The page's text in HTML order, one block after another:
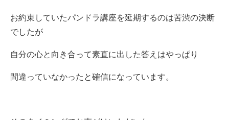
お約束していたパンドラ講座を延期するのは苦渋の決断
でしたが
自分の心と向き合って素直に出した答えはやっぱり
間違っていなかったと確信になっています。